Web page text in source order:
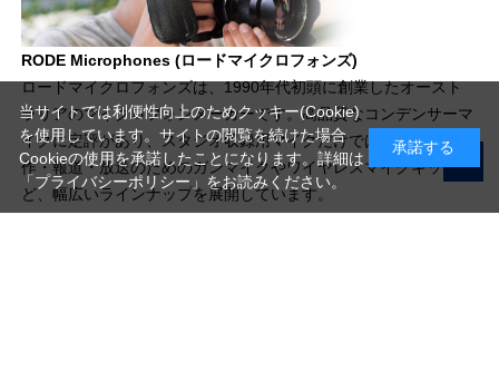
RODE Microphones (ロードマイクロフォンズ)
ロードマイクロフォンズは、1990年代初頭に創業したオースト
ラリアのマイクロフォンメーカーです。高品質なコンデンサーマ
イクに定評があり、スタジオ収録用マイクだけではなく、映像制
作・報道・放送のためのガンマイクやワイヤレスマイクキットな
ど、幅広いラインナップを展開しています。
当サイトでは利便性向上のためクッキー(Cookie)
を使用しています。サイトの閲覧を続けた場合
Cookieの使用を承諾したことになります。詳細は
「プライバシーポリシー」 をお読みください。
承諾する